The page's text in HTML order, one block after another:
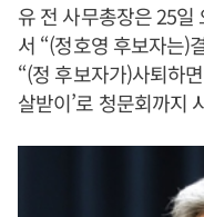
유 전 사무총장은 25일
서 “(정호영 후보자는)
“(정 후보자가)사퇴하
살받이’로 청문회까지